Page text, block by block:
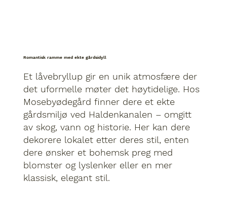
Romantisk ramme med ekte gårdsidyll
Et låvebryllup gir en unik atmosfære der
det uformelle møter det høytidelige. Hos
Mosebyødegård finner dere et ekte
gårdsmiljø ved Haldenkanalen – omgitt
av skog, vann og historie. Her kan dere
dekorere lokalet etter deres stil, enten
dere ønsker et bohemsk preg med
blomster og lyslenker eller en mer
klassisk, elegant stil.